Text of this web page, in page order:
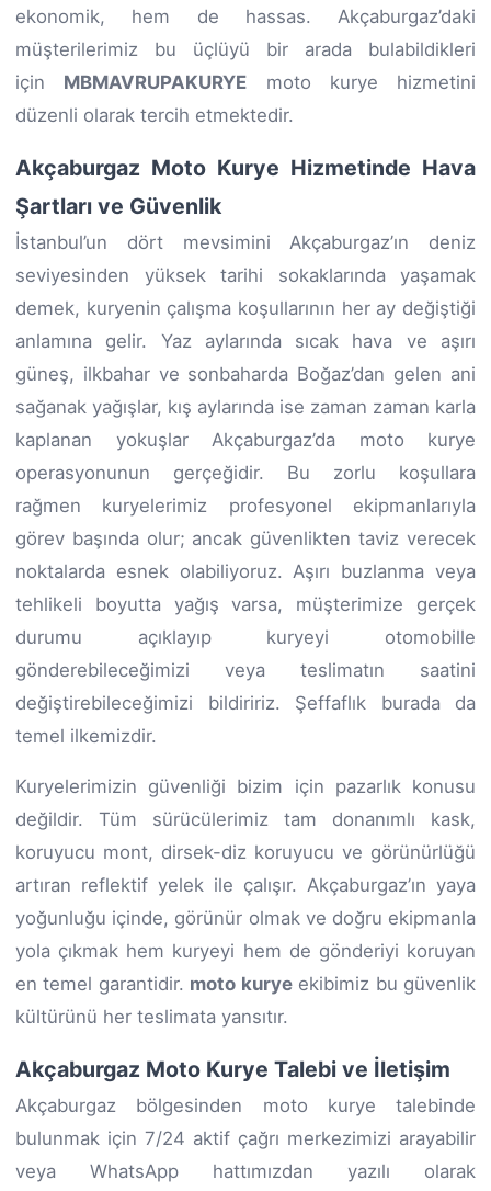
ekonomik, hem de hassas. Akçaburgaz’daki
müşterilerimiz bu üçlüyü bir arada bulabildikleri
için MBMAVRUPAKURYE moto kurye hizmetini
düzenli olarak tercih etmektedir.
Akçaburgaz Moto Kurye Hizmetinde Hava
Şartları ve Güvenlik
İstanbul’un dört mevsimini Akçaburgaz’ın deniz
seviyesinden yüksek tarihi sokaklarında yaşamak
demek, kuryenin çalışma koşullarının her ay değiştiği
anlamına gelir. Yaz aylarında sıcak hava ve aşırı
güneş, ilkbahar ve sonbaharda Boğaz’dan gelen ani
sağanak yağışlar, kış aylarında ise zaman zaman karla
kaplanan yokuşlar Akçaburgaz’da moto kurye
operasyonunun gerçeğidir. Bu zorlu koşullara
rağmen kuryelerimiz profesyonel ekipmanlarıyla
görev başında olur; ancak güvenlikten taviz verecek
noktalarda esnek olabiliyoruz. Aşırı buzlanma veya
tehlikeli boyutta yağış varsa, müşterimize gerçek
durumu açıklayıp kuryeyi otomobille
gönderebileceğimizi veya teslimatın saatini
değiştirebileceğimizi bildiririz. Şeffaflık burada da
temel ilkemizdir.
Kuryelerimizin güvenliği bizim için pazarlık konusu
değildir. Tüm sürücülerimiz tam donanımlı kask,
koruyucu mont, dirsek-diz koruyucu ve görünürlüğü
artıran reflektif yelek ile çalışır. Akçaburgaz’ın yaya
yoğunluğu içinde, görünür olmak ve doğru ekipmanla
yola çıkmak hem kuryeyi hem de gönderiyi koruyan
en temel garantidir. moto kuryeekibimiz bu güvenlik
kültürünü her teslimata yansıtır.
Akçaburgaz Moto Kurye Talebi ve İletişim
Akçaburgaz bölgesinden moto kurye talebinde
bulunmak için 7/24 aktif çağrı merkezimizi arayabilir
veya WhatsApp hattımızdan yazılı olarak